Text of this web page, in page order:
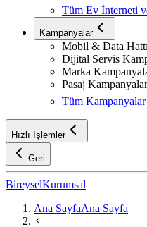
Tüm Ev İnterneti
Kampanyalar
Mobil & Data
Dijital Servis
Marka
Pasaj
Tüm Kampanyalar
Hızlı İşlemler
Geri
BireyselKurumsal
Ana SayfaAna Sayfa